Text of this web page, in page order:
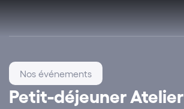
Petit-déjeuner Atelier
Nos événements